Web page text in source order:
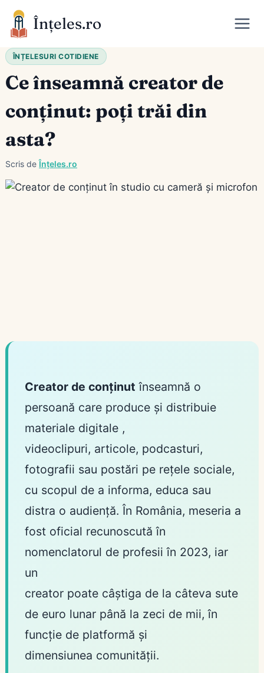
Skip
content
Înțeles.ro
ÎNȚELESURI COTIDIENE
Ce înseamnă creator de
conținut: poți trăi din
asta?
Scris de Înțeles.ro
Creator de conținut înseamnă o
persoană care produce și distribuie
materiale digitale ,
videoclipuri, articole, podcasturi,
fotografii sau postări pe rețele sociale,
cu scopul de a informa, educa sau
distra o audiență. În România, meseria a
fost oficial recunoscută în
nomenclatorul de profesii în 2023, iar
un
creator poate câștiga de la câteva sute
de euro lunar până la zeci de mii, în
funcție de platformă și
dimensiunea comunității.